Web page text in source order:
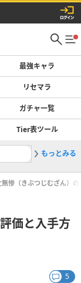
最強キャラ
リセマラ
ガチャ一覧
Tier表ツール
2
もっとみる
無惨（きぶつじむざん）
価と入手方
5